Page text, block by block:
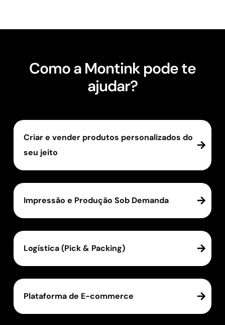
Como a Montink pode te
ajudar?
Criar e vender produtos personalizados do
seu jeito
Impressão e Produção Sob Demanda
Logística (Pick & Packing)
Plataforma de E-commerce